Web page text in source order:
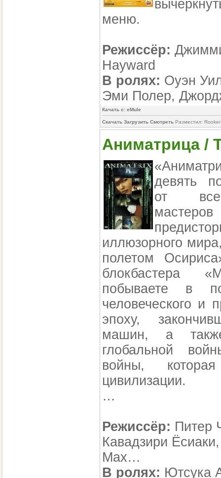
меню.
Режиссёр:
Hayward
В ролях: Оуэн
Эми Полер,
Качать с: eMule
Скачать Загрузить Смотреть Разместил:
Аниматрица /
девять
от
иллюзорного
полетом
блокбастера
побываете в
человеческого и
эпоху,
машин, а
глобальной
войны,
цивилизации.
…
Режиссёр: Питер
Кавадзири
Мах…
В ролях: Ютсука